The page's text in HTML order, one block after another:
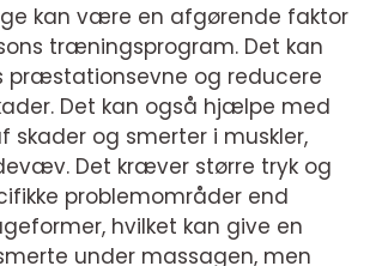
kan være en afgørende faktor
træningsprogram. Det kan
præstationsevne og reducere
Det kan også hjælpe med
skader og smerter i muskler,
Det kræver større tryk og
problemområder end
hvilket kan give en
under massagen, men